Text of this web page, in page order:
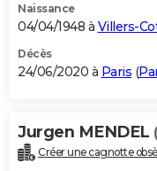
Naissance
04/04/1948 à Villers-
Décès
24/06/2020 à Paris (
Jurgen MENDEL
Créer une cagnotte